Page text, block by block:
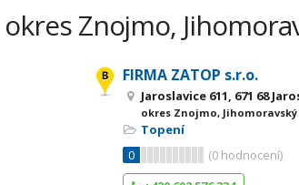
okres Znojmo,
FIRMA ZATOP s.r.o.
Jaroslavice 611, 671 68
okres Znojmo,
Topení
0
(0 hodnocení)